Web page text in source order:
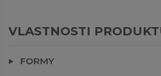
praktickom papierovom tégliku
Nepáľte vosk v papierovom
VLASTNOSTI
FORMY